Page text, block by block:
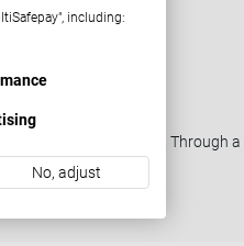
available to help you. Through
for you.
including:
No, adjust